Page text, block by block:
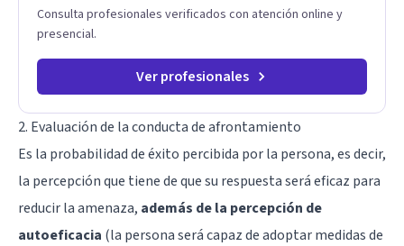
Consulta profesionales verificados con atención online y
presencial.
Ver profesionales
2. Evaluación de la conducta de afrontamiento
Es la probabilidad de éxito percibida por la persona, es decir,
la percepción que tiene de que su respuesta será eficaz para
reducir la amenaza, además de la percepción de
autoeficacia (la persona será capaz de adoptar medidas de